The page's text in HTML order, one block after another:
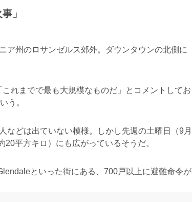
」
ア州のロサンゼルス郊外。ダウンタウンの北側に
れまでで最も大規模なものだ」とコメントしてお
う。
などは出ていない模様。しかし先週の土曜日（9月
平方キロ）にも広がっているそうだ。
といった街にある、700戸以上に避難命令が